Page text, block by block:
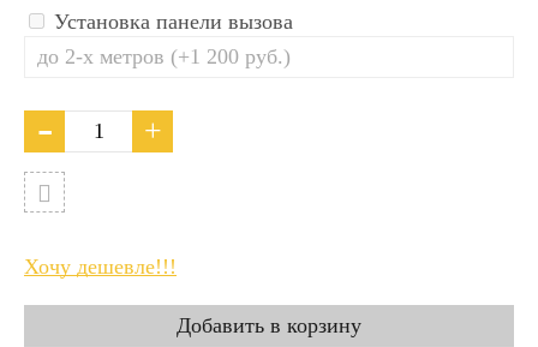
Установка панели вызова
Хочу дешевле!!!